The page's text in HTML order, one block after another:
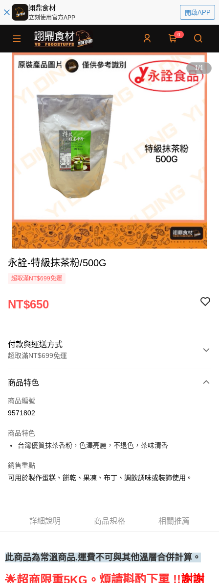
翊鼎食材
立刻使用官方APP
開啟APP
0
1/1
永詮-特級抹茶粉/500G
超取滿NT$699免運
NT$650
付款與運送方式
超取滿NT$699免運
信用卡一次付款
Apple Pay
運送方式
• 付款後全家取貨
• 付款後7-11取貨
每筆NT$250
商品特色
商品編號
9571802
商品特色
台灣優質抹茶香粉，色澤亮麗，不退色，茶味清香
銷售重點
可用於製作蛋糕、餅乾、果凍、布丁、調飲調味或裝飾使用。
詳細說明 商品規格 相關推薦
此商品為常溫商品.運費不可與其他溫層合併計算。
🌟超商限重5KG。 煩請斟酌下單 !!謝謝